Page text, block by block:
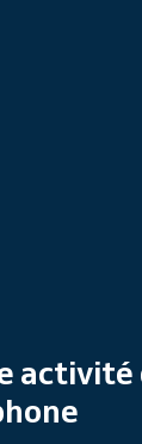
activité